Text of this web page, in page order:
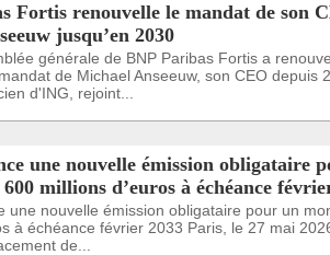
Fortis renouvelle le mandat de son
jusqu’en 2030
générale de BNP Paribas Fortis a
de Michael Anseeuw, son CEO depuis
d'ING, rejoint...
une nouvelle émission obligataire
millions d’euros à échéance
une nouvelle émission obligataire pour un
à échéance février 2033 Paris, le 27 mai
de...